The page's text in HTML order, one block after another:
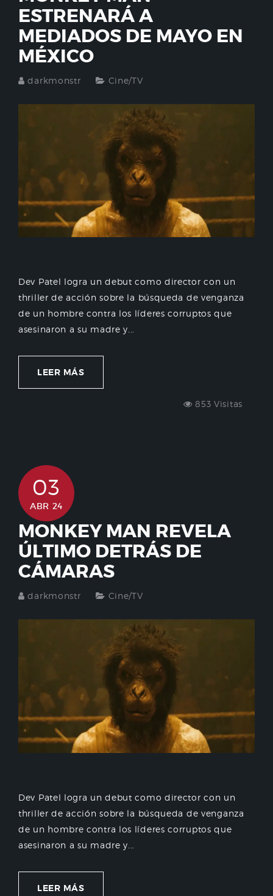
ESTRENARÁ A
MEDIADOS DE MAYO EN
MÉXICO
darkmonstr Cine/TV
Dev Patel logra un debut como director con un
thriller de acción sobre la búsqueda de venganza
de un hombre contra los líderes corruptos que
asesinaron a su madre y...
LEER MÁS
853 Visitas
03
ABR 24
MONKEY MAN REVELA
ÚLTIMO DETRÁS DE
CÁMARAS
darkmonstr Cine/TV
Dev Patel logra un debut como director con un
thriller de acción sobre la búsqueda de venganza
de un hombre contra los líderes corruptos que
asesinaron a su madre y...
LEER MÁS